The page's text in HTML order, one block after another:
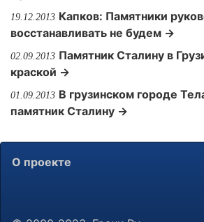
19.12.2013 Капков: Памятники
восстанавливать не будем →
02.09.2013 Памятник Сталину в
краской →
01.09.2013 В грузинском городе
памятник Сталину →
О проекте